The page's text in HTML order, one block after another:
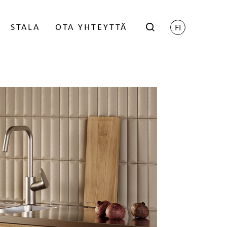
FI
Trace - Gert Wingårdh
Lukolliset postilaatikot
Postilaatikon jalat
Nimikilpi
Stalan BIM-objektit
suunnittelijoille
GDL-objektit
Revit -objektikirjasto
KATSO JA LATAA OBJEKTIT
jälleenmyyjille -
saamiseksi ota yhteyttä
KIRJAUDU
STALA OTA YHTEYTTÄ